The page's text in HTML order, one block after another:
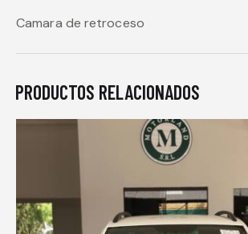
Camara de retroceso
PRODUCTOS RELACIONADOS